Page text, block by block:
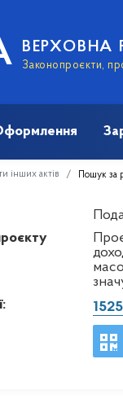
ВЕРХОВНА
Законопроєкти,
інших актів Пошук за